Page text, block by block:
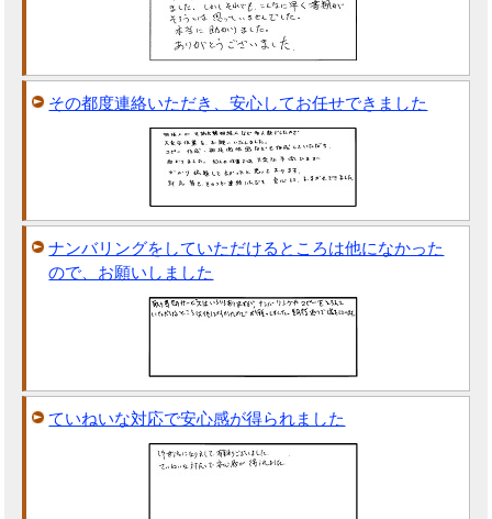
その都度連絡いただき、安心してお任せできました
ナンバリングをしていただけるところは他になかった
ので、お願いしました
ていねいな対応で安心感が得られました